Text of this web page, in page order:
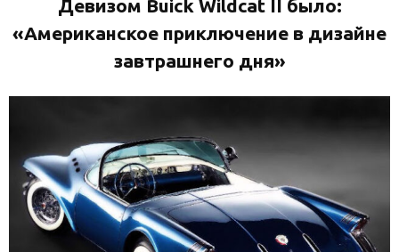
Девизом Buick Wildcat II было:
«Американское приключение в дизайне
завтрашнего дня»